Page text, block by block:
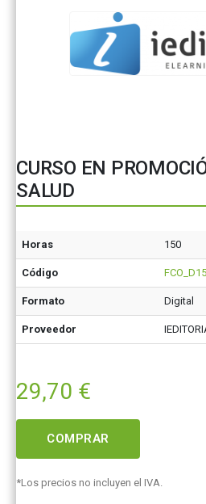
CURSO EN
SALUD
Horas 150
Código
Formato Digital
Proveedor
29,70 €
COMPRAR
*Los precios no incluyen el IVA.